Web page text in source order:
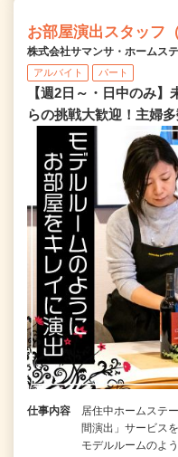
お部屋演出スタッフ
株式会社サマンサ・ホームス
アルバイト パート
【週2日～・日中のみ
らの挑戦大歓迎！主婦
仕事内容
居住中ホームステ
間演出」サービス
モデルルームのよ